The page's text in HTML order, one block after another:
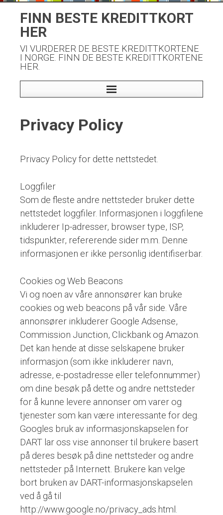
content
FINN BESTE KREDITTKORT
HER
VI VURDERER DE BESTE KREDITTKORTENE
I NORGE. FINN DE BESTE KREDITTKORTENE
HER.
Privacy Policy
Privacy Policy for dette nettstedet.
Loggfiler
Som de fleste andre nettsteder bruker dette
nettstedet loggfiler. Informasjonen i loggfilene
inkluderer Ip-adresser, browser type, ISP,
tidspunkter, refererende sider m.m. Denne
informasjonen er ikke personlig identifiserbar.
Cookies og Web Beacons
Vi og noen av våre annonsører kan bruke
cookies og web beacons på vår side. Våre
annonsører inkluderer Google Adsense,
Commission Junction, Clickbank og Amazon.
Det kan hende at disse selskapene bruker
informasjon (som ikke inkluderer navn,
adresse, e-postadresse eller telefonnummer)
om dine besøk på dette og andre nettsteder
for å kunne levere annonser om varer og
tjenester som kan være interessante for deg.
Googles bruk av informasjonskapselen for
DART lar oss vise annonser til brukere basert
på deres besøk på dine nettsteder og andre
nettsteder på Internett. Brukere kan velge
bort bruken av DART-informasjonskapselen
ved å gå til
http://www.google.no/privacy_ads.html.